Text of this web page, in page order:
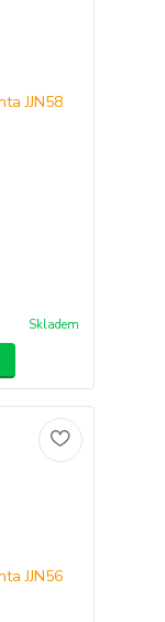
Skladem